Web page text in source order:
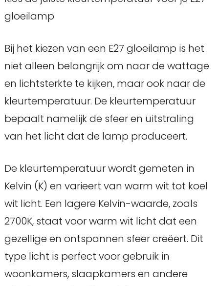
gloeilamp
Bij het kiezen van een E27 gloeilamp is het
niet alleen belangrijk om naar de wattage
en lichtsterkte te kijken, maar ook naar de
kleurtemperatuur. De kleurtemperatuur
bepaalt namelijk de sfeer en uitstraling
van het licht dat de lamp produceert.
De kleurtemperatuur wordt gemeten in
Kelvin (K) en varieert van warm wit tot koel
wit licht. Een lagere Kelvin-waarde, zoals
2700K, staat voor warm wit licht dat een
gezellige en ontspannen sfeer creëert. Dit
type licht is perfect voor gebruik in
woonkamers, slaapkamers en andere